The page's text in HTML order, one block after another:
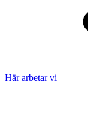
Här arbetar vi